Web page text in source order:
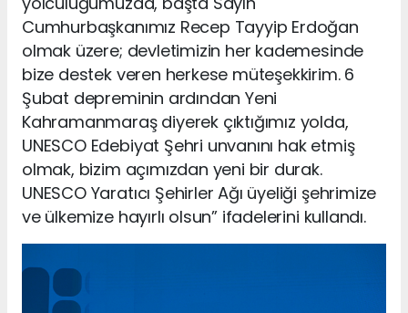
Cumhurbaşkanımız Recep Tayyip Erdoğan
olmak üzere; devletimizin her kademesinde
bize destek veren herkese müteşekkirim. 6
Şubat depreminin ardından Yeni
Kahramanmaraş diyerek çıktığımız yolda,
UNESCO Edebiyat Şehri unvanını hak etmiş
olmak, bizim açımızdan yeni bir durak.
UNESCO Yaratıcı Şehirler Ağı üyeliği şehrimize
ve ülkemize hayırlı olsun” ifadelerini kullandı.